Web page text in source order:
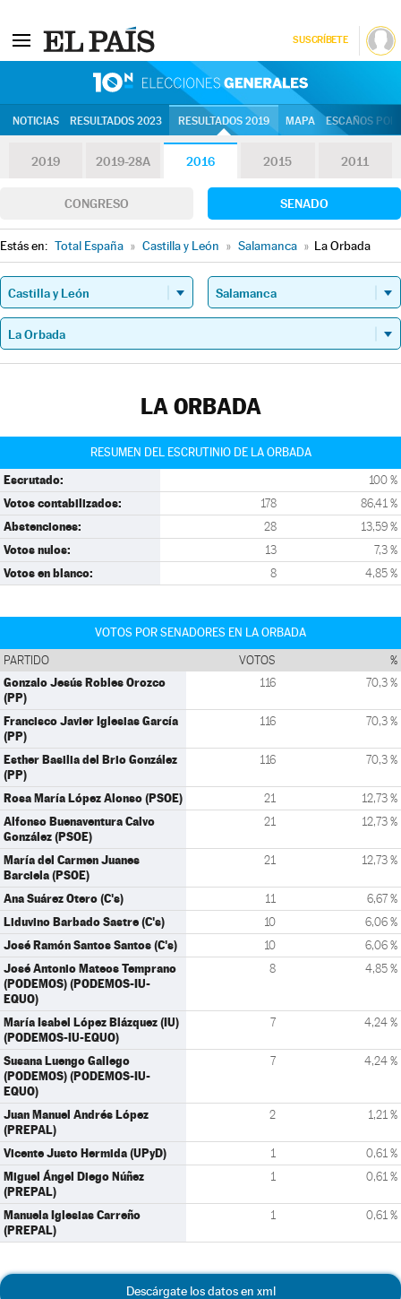
SUSCRÍBETE
NOTICIAS RESULTADOS 2023 RESULTADOS 2019 MAPA ESCAÑOS
2019 2019-28A 2016 2015 2011
CONGRESO SENADO
Estás en: Total España » Castilla y León » Salamanca » La Orbada
LA ORBADA
RESUMEN DEL ESCRUTINIO DE LA ORBADA
Escrutado: 100 %
Votos contabilizados: 178 86,41 %
Abstenciones: 28 13,59 %
Votos nulos: 13 7,3 %
Votos en blanco: 8 4,85 %
VOTOS POR SENADORES EN LA ORBADA
PARTIDO VOTOS %
Gonzalo Jesús Robles Orozco
(PP)
116 70,3 %
Francisco Javier Iglesias García
(PP)
116 70,3 %
Esther Basilia del Brio González
(PP)
116 70,3 %
Rosa María López Alonso (PSOE) 21 12,73 %
Alfonso Buenaventura Calvo
González (PSOE)
21 12,73 %
María del Carmen Juanes
Barciela (PSOE)
21 12,73 %
Ana Suárez Otero (C's) 11 6,67 %
Liduvino Barbado Sastre (C's) 10 6,06 %
José Ramón Santos Santos (C's) 10 6,06 %
José Antonio Mateos Temprano
(PODEMOS) (PODEMOS-IU-
EQUO)
8 4,85 %
María Isabel López Blázquez (IU)
(PODEMOS-IU-EQUO)
7 4,24 %
Susana Luengo Gallego
(PODEMOS) (PODEMOS-IU-
EQUO)
7 4,24 %
Juan Manuel Andrés López
(PREPAL)
2 1,21 %
Vicente Justo Hermida (UPyD) 1 0,61 %
Miguel Ángel Diego Núñez
(PREPAL)
1 0,61 %
Manuela Iglesias Carreño
(PREPAL)
1 0,61 %
Descárgate los datos en xml